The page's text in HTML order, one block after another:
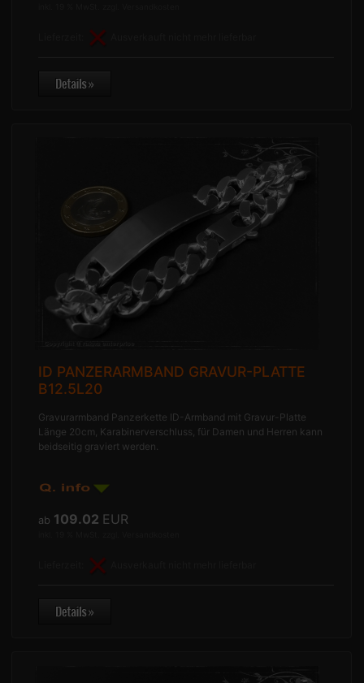
ID PANZERARMBAND GRAVUR-PLATTE
B12.5L20
Gravurarmband Panzerkette ID-Armband mit Gravur-Platte
Länge 20cm, Karabinerverschluss, für Damen und Herren kann
beidseitig graviert werden.
ab 109.02 EUR